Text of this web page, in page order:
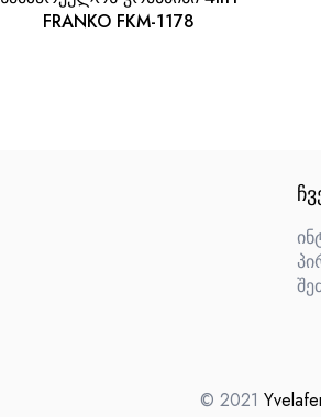
FRANKO FKM-1178
© 2021